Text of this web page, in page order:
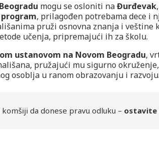
mogu se osloniti naĐurđevak
, prilagođen potrebama dece i
pruži osnovna znanja i veštine
učenja, pripremajući ih za školu.
ustanovom na Novom Beogradu,
pružajući mu sigurno
osoblja u ranom obrazovanju i razvoju.
da donese pravu odluku – ostavite